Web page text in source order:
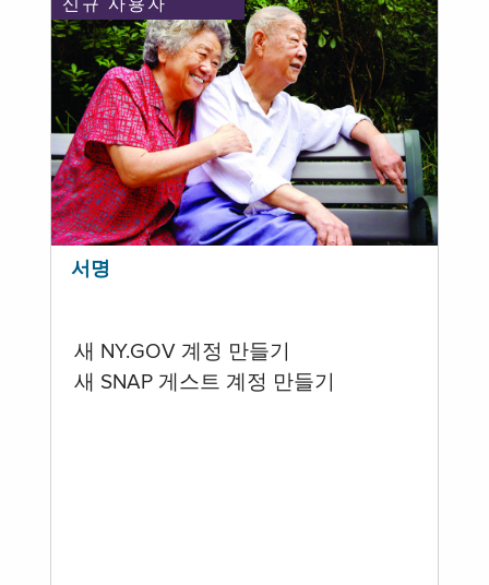
신규 사용자
서명
새 NY.GOV 계정 만들기
새 SNAP 게스트 계정 만들기